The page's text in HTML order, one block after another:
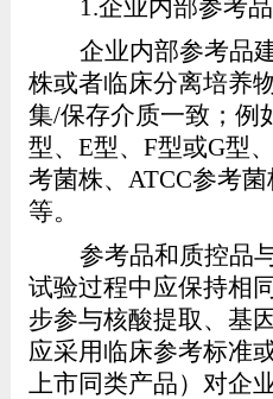
1 .企业内部参考
企业内部参考品
株或者临床分离培养
集/保存介质一致；例
型、 E型、 F型或G型
考菌株、 ATCC参考菌
等。
参考品和质控品
试验过程中应保持相
步参与核酸提取、基
应采用临床参考标准
上市同类产品）对企